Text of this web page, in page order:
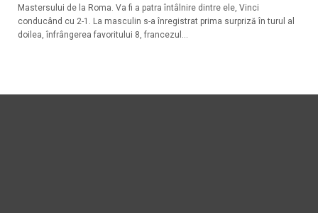
Mastersului de la Roma. Va fi a patra întâlnire dintre ele, Vinci
conducând cu 2-1. La masculin s-a înregistrat prima surpriză în turul al
doilea, înfrângerea favoritului 8, francezul...